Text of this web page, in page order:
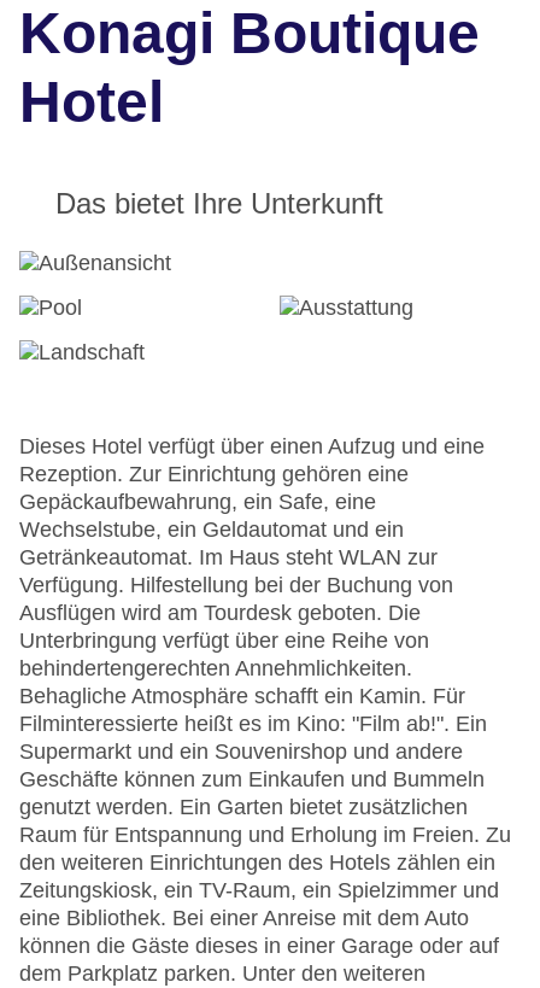
Konagi Boutique
Hotel
Das bietet Ihre Unterkunft
Dieses Hotel verfügt über einen Aufzug und eine
Rezeption. Zur Einrichtung gehören eine
Gepäckaufbewahrung, ein Safe, eine
Wechselstube, ein Geldautomat und ein
Getränkeautomat. Im Haus steht WLAN zur
Verfügung. Hilfestellung bei der Buchung von
Ausflügen wird am Tourdesk geboten. Die
Unterbringung verfügt über eine Reihe von
behindertengerechten Annehmlichkeiten.
Behagliche Atmosphäre schafft ein Kamin. Für
Filminteressierte heißt es im Kino: "Film ab!". Ein
Supermarkt und ein Souvenirshop und andere
Geschäfte können zum Einkaufen und Bummeln
genutzt werden. Ein Garten bietet zusätzlichen
Raum für Entspannung und Erholung im Freien. Zu
den weiteren Einrichtungen des Hotels zählen ein
Zeitungskiosk, ein TV-Raum, ein Spielzimmer und
eine Bibliothek. Bei einer Anreise mit dem Auto
können die Gäste dieses in einer Garage oder auf
dem Parkplatz parken. Unter den weiteren